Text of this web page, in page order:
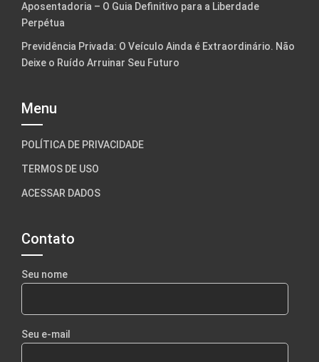
Aposentadoria – O Guia Definitivo para a Liberdade
Perpétua
Previdência Privada: O Veículo Ainda é Extraordinário. Não
Deixe o Ruído Arruinar Seu Futuro
Menu
POLÍTICA DE PRIVACIDADE
TERMOS DE USO
ACESSAR DADOS
Contato
Seu nome
Seu e-mail